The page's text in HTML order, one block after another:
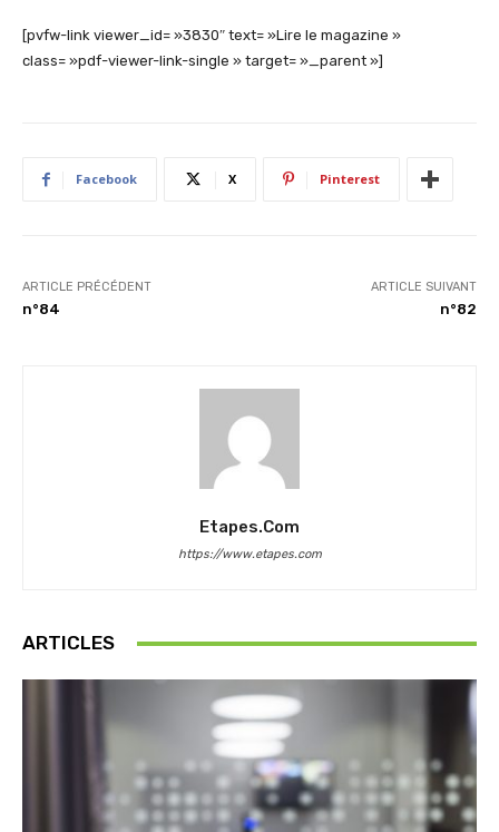
[pvfw-link viewer_id= »3830″ text= »Lire le magazine »
class= »pdf-viewer-link-single » target= »_parent »]
Facebook X Pinterest
ARTICLE PRÉCÉDENT
n°84
ARTICLE SUIVANT
n°82
Etapes.com
https://www.etapes.com
ARTICLES